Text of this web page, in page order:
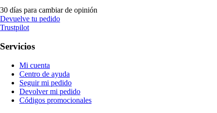
30 días para cambiar de opinión
Devuelve tu pedido
Trustpilot
Servicios
Mi cuenta
Centro de ayuda
Seguir mi pedido
Devolver mi pedido
Códigos promocionales